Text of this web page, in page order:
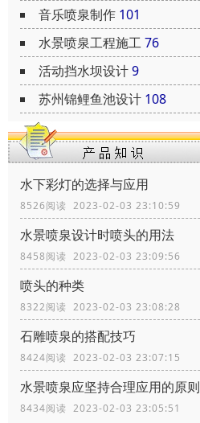
音乐喷泉制作 101
水景喷泉工程施工76
活动挡水坝设计9
苏州锦鲤鱼池设计 108
水下彩灯的选择与应用
8526阅读 2023-02-03 23:10:59
水景喷泉设计时喷头的用法
8458阅读 2023-02-03 23:09:56
喷头的种类
8322阅读 2023-02-03 23:08:28
石雕喷泉的搭配技巧
8424阅读 2023-02-03 23:07:15
水景喷泉应坚持合理应用的原则
8434阅读 2023-02-03 23:05:51